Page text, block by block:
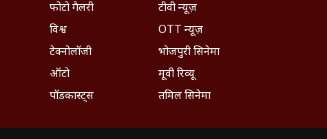
फोटो गैलरी
विश्व
टेक्नोलॉजी
ऑटो
पॉडकास्ट्स
टीवी न्यूज़
OTT न्यूज़
भोजपुरी सिनेमा
मूवी रिव्यू
तमिल सिनेमा